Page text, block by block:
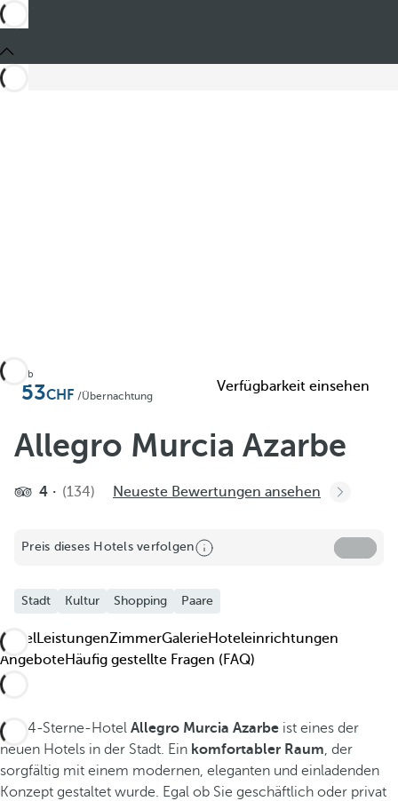
Ab
53 /Übernachtung
Verfügbarkeit einsehen
Allegro Murcia Azarbe
4 (134) Neueste Bewertungen ansehen
Preis dieses Hotels verfolgen
Stadt Kultur Shopping Paare
HotelLeistungenZimmerGalerieHoteleinrichtungen
AngeboteHäufig gestellte Fragen (FAQ)
Das 4-Sterne-Hotel Allegro Murcia Azarbe ist eines der
neuen Hotels in der Stadt. Ein komfortabler Raum, der
sorgfältig mit einem modernen, eleganten und einladenden
Konzept gestaltet wurde. Egal ob Sie geschäftlich oder privat